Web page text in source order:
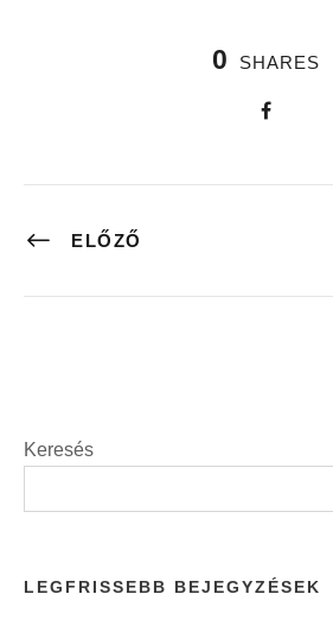
0 SHARES
ELŐZŐ
Keresés
LEGFRISSEBB BEJEGYZÉSEK